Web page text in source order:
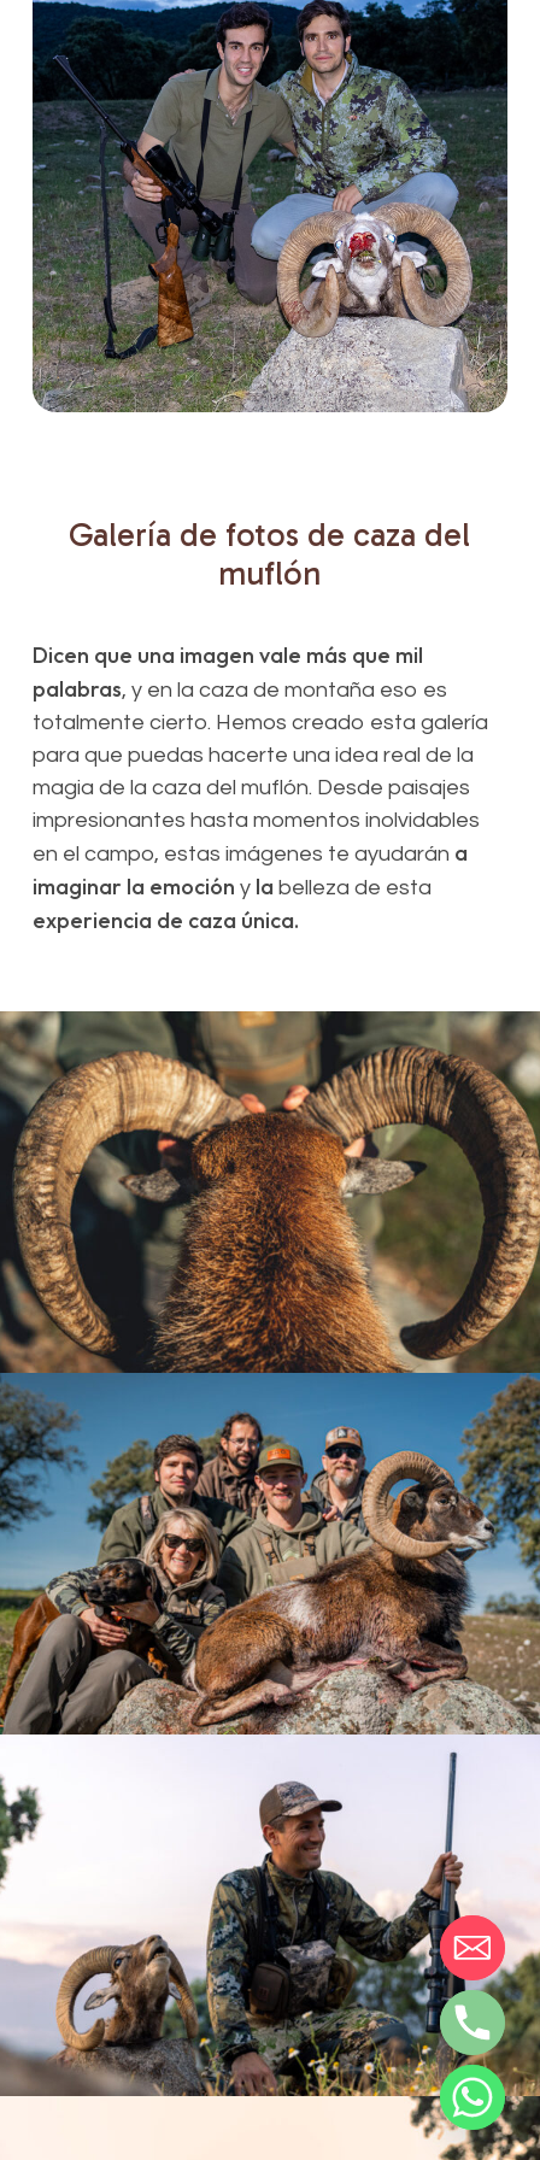
cuatro especies de cabramontesa(
de
Gredos, de Beceite,de Ronda y del
sureste) y un gamo en la misma
temporada y con el mismo itinerario.
Galería de fotos de caza del
muflón
Dicen que una imagen vale más que mil
palabras, y en la caza de montaña eso es
totalmente cierto. Hemos creado esta galería
para que puedas hacerte una idea real de la
magia de la caza del muflón. Desde paisajes
impresionantes hasta momentos inolvidables
en el campo, estas imágenes te ayudarán a
imaginar la emoción y la belleza de esta
experiencia de caza única.